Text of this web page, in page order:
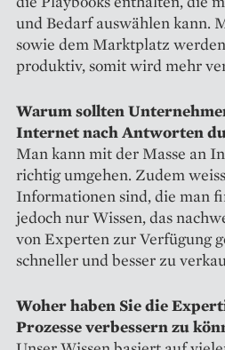
und Bedarf auswählen kann.
sowie dem Marktplatz
produktiv, somit wird mehr
Warum sollten
Internet nach Antworten
Man kann mit der Masse an
richtig umgehen. Zudem
Infor­ma­tionen sind, die man
jedoch nur Wissen, das
von Experten zur Verfügung
schneller und besser zu
Woher haben Sie die
Prozesse verbessern zu